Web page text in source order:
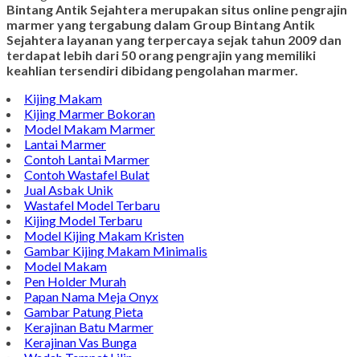
Bintang Antik Sejahtera merupakan situs online pengrajin
marmer yang tergabung dalam Group Bintang Antik
Sejahtera layanan yang terpercaya sejak tahun 2009 dan
terdapat lebih dari 50 orang pengrajin yang memiliki
keahlian tersendiri dibidang pengolahan marmer.
Kijing Makam
Kijing Marmer Bokoran
Model Makam Marmer
Lantai Marmer
Contoh Lantai Marmer
Contoh Wastafel Bulat
Jual Asbak Unik
Wastafel Model Terbaru
Kijing Model Terbaru
Model Kijing Makam Kristen
Gambar Kijing Makam Minimalis
Model Makam
Pen Holder Murah
Papan Nama Meja Onyx
Gambar Patung Pieta
Kerajinan Batu Marmer
Kerajinan Vas Bunga